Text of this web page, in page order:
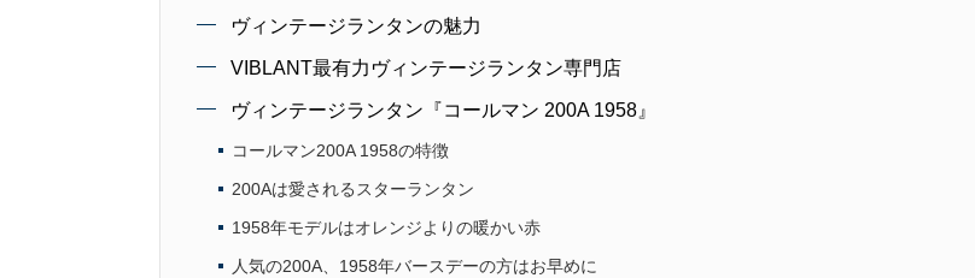
ヴィンテージランタンの魅力
VIBLANT最有力ヴィンテージランタン専門店
ヴィンテージランタン『コールマン 200A 1958』
コールマン200A 1958の特徴
200Aは愛されるスターランタン
1958年モデルはオレンジよりの暖かい赤
人気の200A、1958年バースデーの方はお早めに